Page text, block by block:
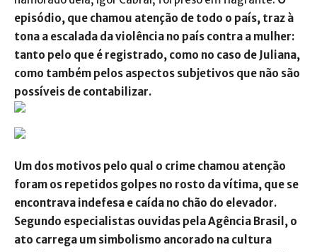
episódio, que chamou atenção de todo o país, traz à
tona a escalada da violência no país contra a mulher:
tanto pelo que é registrado, como no caso de Juliana,
como também pelos aspectos subjetivos que não são
possíveis de contabilizar.
Um dos motivos pelo qual o crime chamou atenção
foram os repetidos golpes no rosto da vítima, que se
encontrava indefesa e caída no chão do elevador.
Segundo especialistas ouvidas pela Agência Brasil, o
ato carrega um simbolismo ancorado na cultura